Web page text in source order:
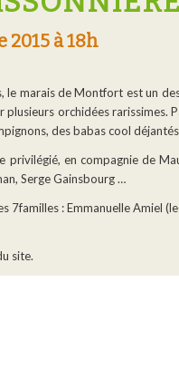
à 18h
le marais de Montfort est un
orchidées
des babas cool
privilégié, en compagnie de
Serge Gainsbourg …
7familles : Emmanuelle Amiel
site.